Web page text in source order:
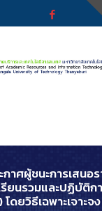
กาศผู้ชนะการเสนอ
ยนรวมและปฏิบัติก
ดยวิธีเฉพาะเจาะจง